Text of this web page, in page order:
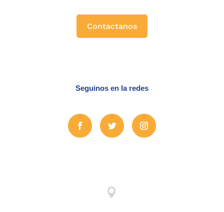
Contactanos
Seguinos en la redes
